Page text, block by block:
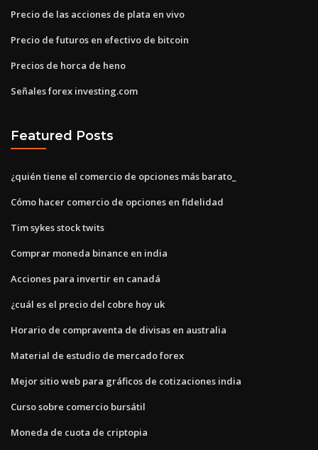
Precio de las acciones de plata en vivo
Precio de futuros en efectivo de bitcoin
Precios de horca de heno
Señales forex investing.com
Featured Posts
¿quién tiene el comercio de opciones más barato_
Cómo hacer comercio de opciones en fidelidad
Tim sykes stock twits
Comprar moneda binance en india
Acciones para invertir en canadá
¿cuál es el precio del cobre hoy uk
Horario de compraventa de divisas en australia
Material de estudio de mercado forex
Mejor sitio web para gráficos de cotizaciones india
Curso sobre comercio bursátil
Moneda de cuota de criptopia